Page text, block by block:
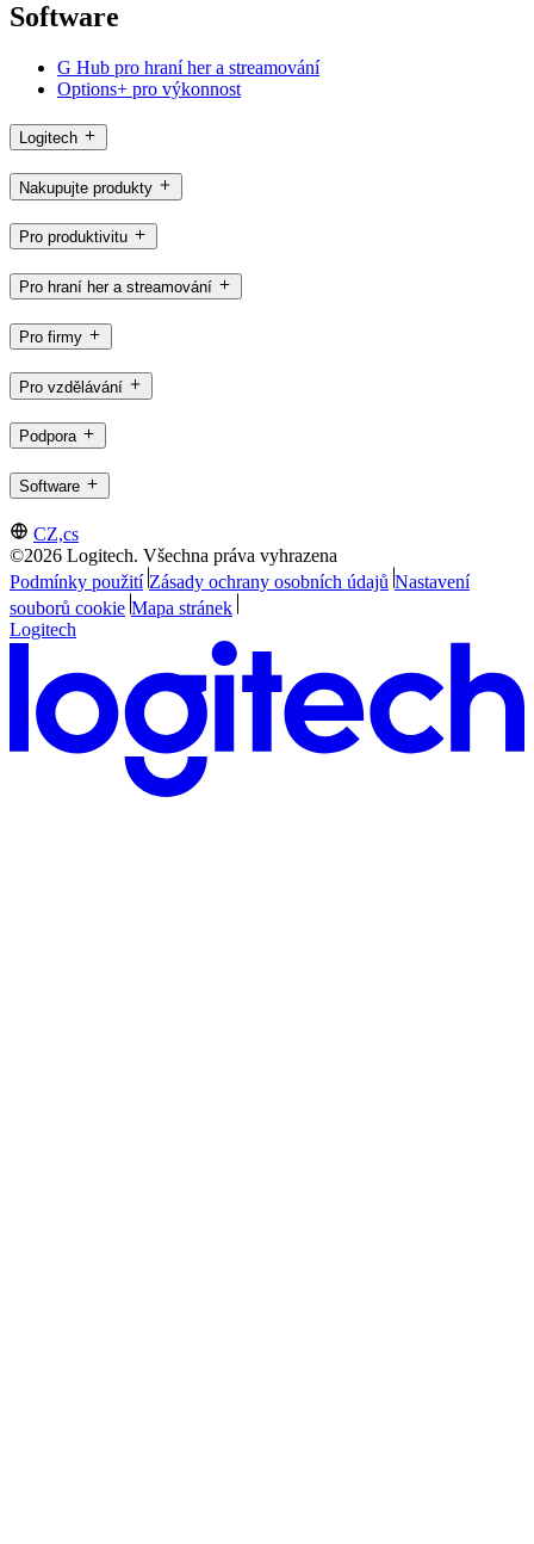
Software
G Hub pro hraní her a streamování
Options+ pro výkonnost
Logitech
Nakupujte produkty
Pro produktivitu
Pro hraní her a streamování
Pro firmy
Pro vzdělávání
Podpora
Software
CZ,cs
©2026 Logitech. Všechna práva vyhrazena
Podmínky použití Zásady ochrany osobních údajů Nastavení
souborů cookie Mapa stránek
Logitech